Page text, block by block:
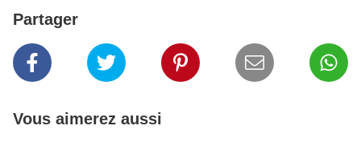
Partager
Vous aimerez aussi